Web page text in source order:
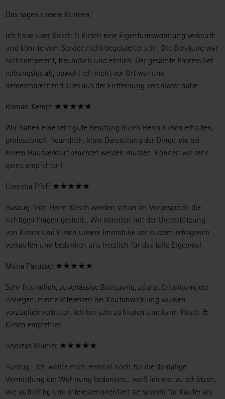
Das sagen unsere Kunden:
Ich habe über Kirsch & Kirsch eine Eigentumswohnung verkauft
und könnte vom Service nicht begeisterter sein: Die Beratung war
fachkompetent, freundlich und ehrlich. Der gesamte Prozess lief
reibungslos ab, obwohl ich nicht vor Ort war und
dementsprechend alles aus der Entfernung veranlasst habe.
Roman Kempt ★★★★★
Wir haben eine sehr gute Beratung durch Herrn Kirsch erhalten,
professionell, freundlich, klare Darstellung der Dinge, die bei
einem Hausverkauf beachtet werden müssen. Können wir sehr
gerne empfehlen!
Cornelia Pfaff ★★★★★
Auszug...Von Herrn Kirsch werden schon im Vorgespräch die
richtigen Fragen gestellt... Wir konnten mit der Unterstützung
von Kirsch und Kirsch unsere Immobilie vor kurzem erfolgreich
verkaufen und bedanken uns herzlich für das tolle Ergebnis!
Maria Parussel ★★★★★
Sehr freundlich, zuverlässige Betreuung, zügige Erledigung der
Anliegen, meine Interessen bei Kaufabwicklung wurden
vorzüglich vertreten. Ich bin sehr zufrieden und kann Kirsch &
Kirsch empfehlen.
Andreas Blümer ★★★★★
Auszug... Ich wollte mich erstmal noch für die damalige
Vermittlung der Wohnung bedanken... weiß ich erst zu schätzen,
wie aufrichtig und interessenorientiert sie sowohl für Käufer als